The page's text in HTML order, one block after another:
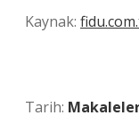
Kaynak:
Tarih: